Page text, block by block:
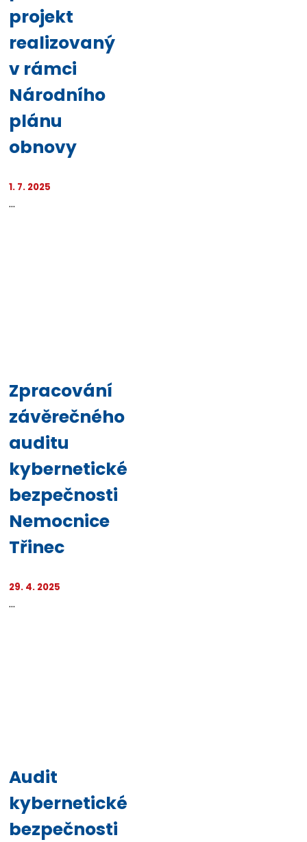
projekt
realizovaný
v rámci
Národního
plánu
obnovy
1. 7. 2025
...
Zpracování
závěrečného
auditu
kybernetické
bezpečnosti
Nemocnice
Třinec
29. 4. 2025
...
Audit
kybernetické
bezpečnosti